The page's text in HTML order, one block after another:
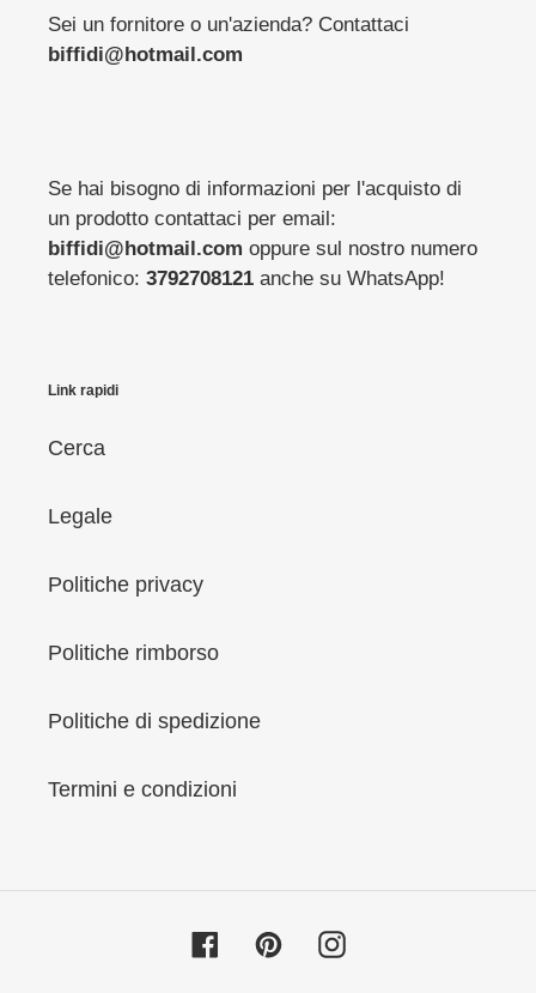
Sei un fornitore o un'azienda? Contattaci
biffidi@hotmail.com
Se hai bisogno di informazioni per l'acquisto di
un prodotto contattaci per email:
biffidi@hotmail.com oppure sul nostro numero
telefonico: 3792708121 anche su WhatsApp!
Link rapidi
Cerca
Legale
Politiche privacy
Politiche rimborso
Politiche di spedizione
Termini e condizioni
FacebookPinterestInstagram